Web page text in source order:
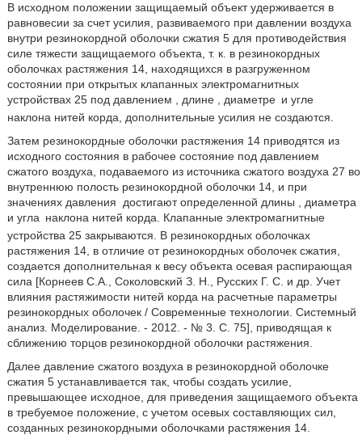
В исходном положении защищаемый объект удерживается в
равновесии за счет усилия, развиваемого при давлении воздуха
внутри резинокордной оболочки сжатия 5 для противодействия
силе тяжести защищаемого объекта, т. к. в резинокордных
оболочках растяжения 14, находящихся в разгруженном
состоянии при открытых клапанных электромагнитных
устройствах 25 под давлением
, длине , диаметре и угле
наклона нитей корда, дополнительные усилия не создаются.
Затем резинокордные оболочки растяжения 14 приводятся из
исходного состояния в рабочее состояние под давлением
сжатого воздуха, подаваемого из источника сжатого воздуха 27 во
внутреннюю полость резинокордной оболочки 14, и при
значениях давления
достигают определенной длины
, диаметра
и угла наклона нитей корда. Клапанные электромагнитные
устройства 25 закрываются. В резинокордных оболочках
растяжения 14, в отличие от резинокордных оболочек сжатия,
создается дополнительная к весу объекта осевая распирающая
сила [Корнеев С.А., Соколовский З. Н., Русских Г. С. и др. Учет
влияния растяжимости нитей корда на расчетные параметры
резинокордных оболочек / Современные технологии. Системный
анализ. Моделирование. - 2012. - № 3. С. 75], приводящая к
сближению торцов резинокордной оболочки растяжения.
Далее давление сжатого воздуха в резинокордной оболочке
сжатия 5 устанавливается так, чтобы создать усилие,
превышающее исходное, для приведения защищаемого объекта
в требуемое положение, с учетом осевых составляющих сил,
созданных резинокордными оболочками растяжения 14.